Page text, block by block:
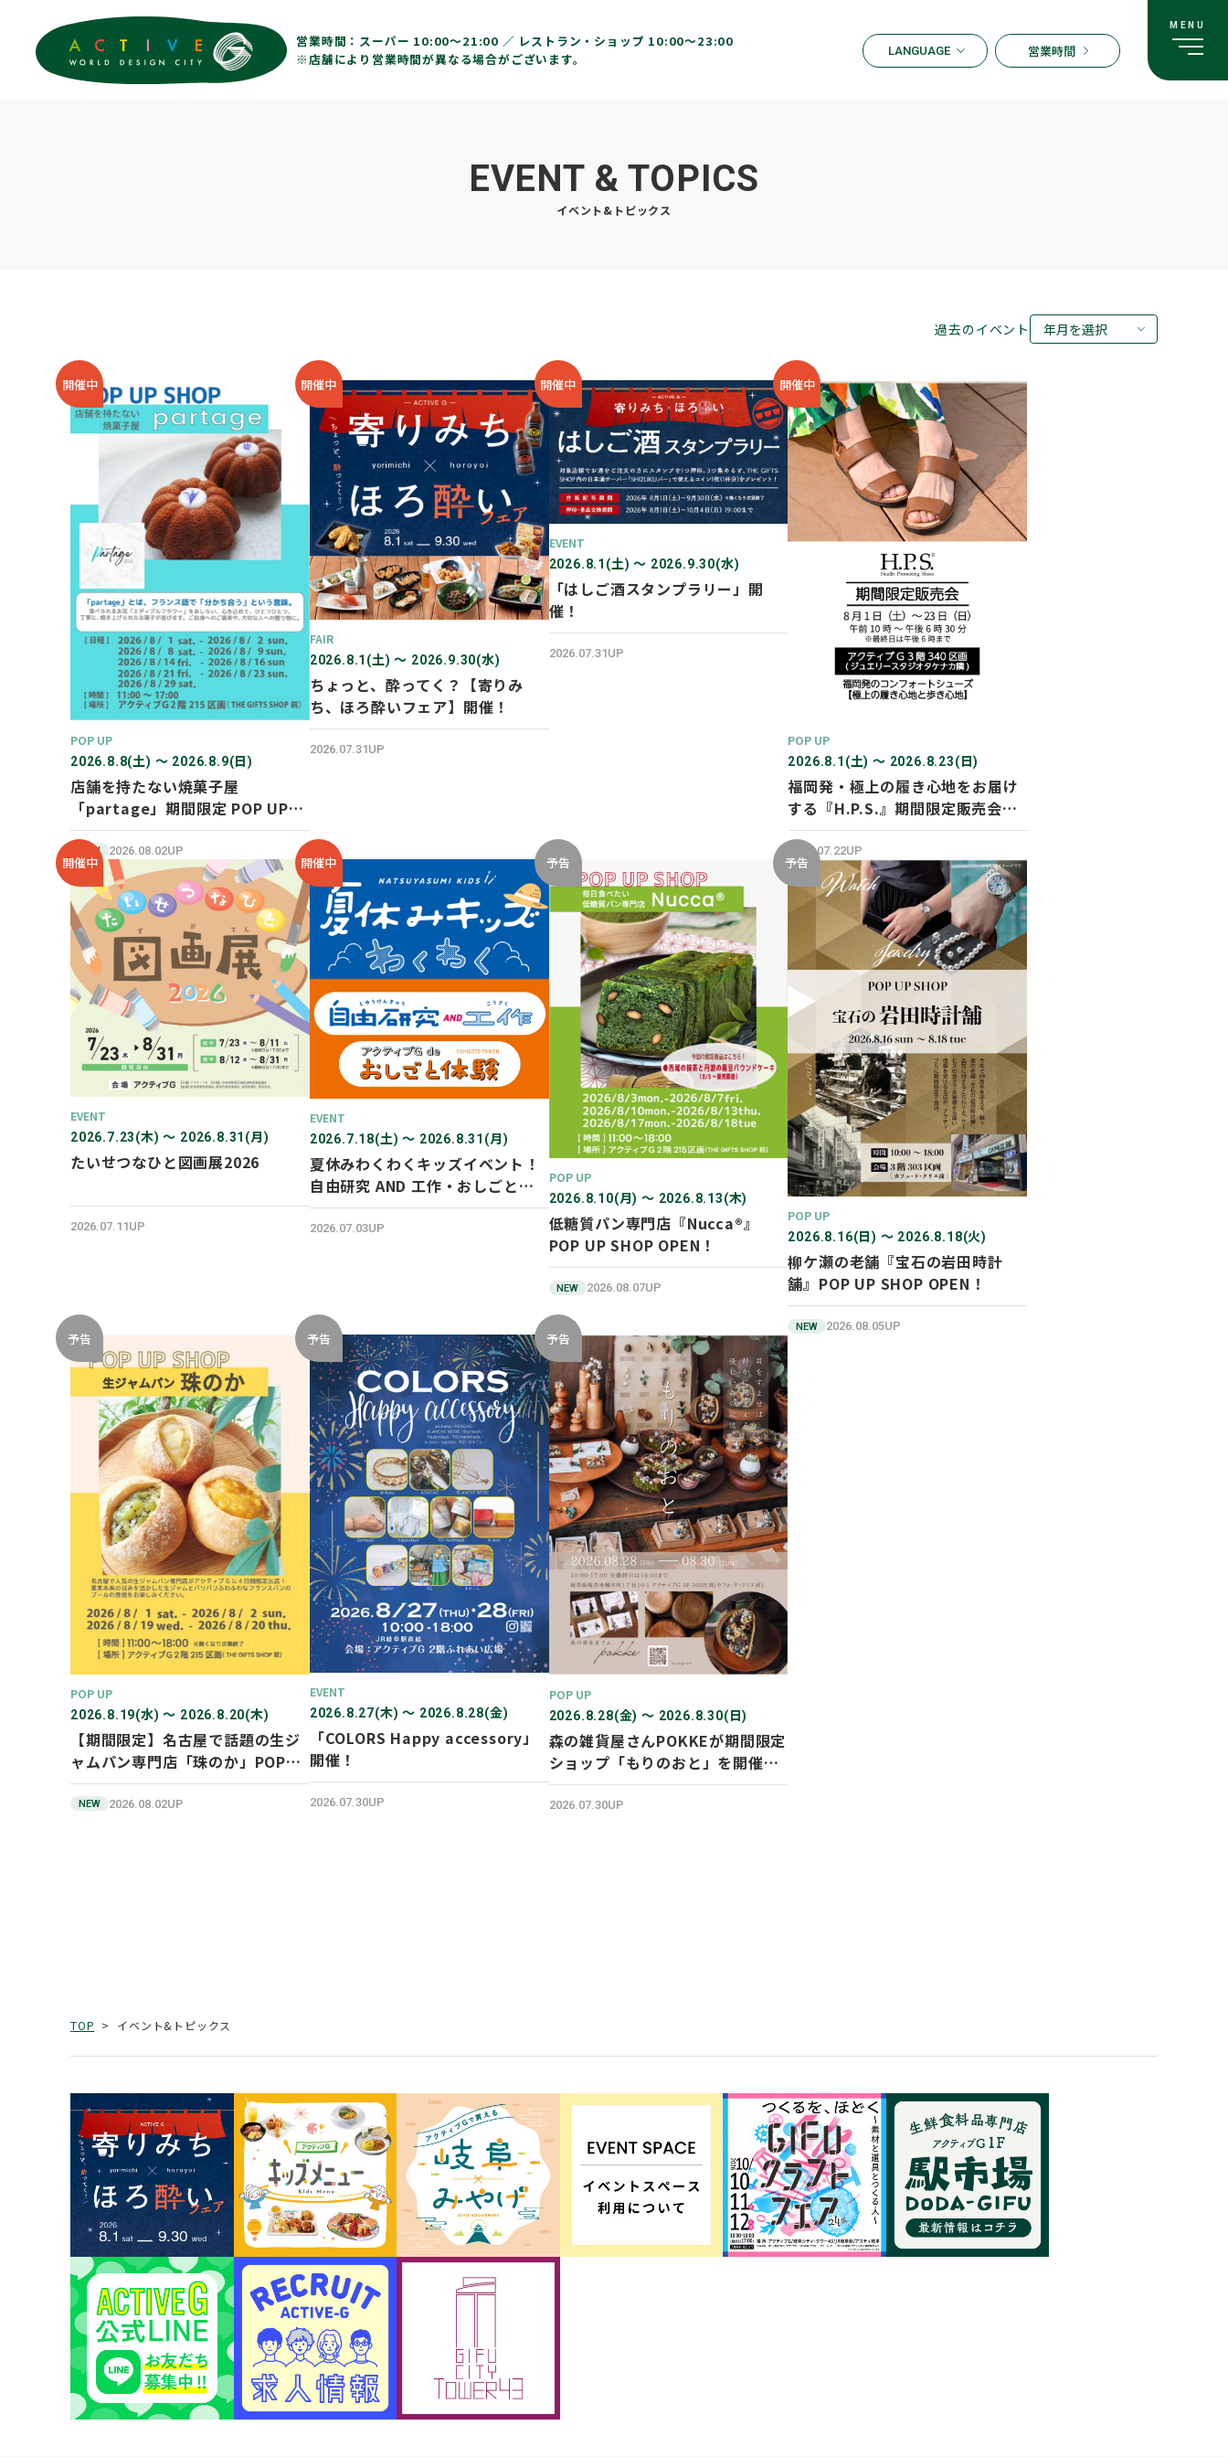
営業時間： スーパー 10:00〜21:00 ／ レストラン・ショップ 10:00～23:00
※店舗により営業時間が異なる場合がございます。
LANGUAGE 営業時間
EVENT & TOPICS
イベント&トピックス
過去のイベント
年月を選択
開催中
POP UP
2026.8.8(土) 〜 2026.8.9(日)
店舗を持たない焼菓子屋
「partage」期間限定 POP UP
SHOP オープン！
NEW 2026.08.02UP
開催中
FAIR
2026.8.1(土) 〜 2026.9.30(水)
ちょっと、酔ってく？【寄りみ
ち、ほろ酔いフェア】開催！
2026.07.31UP
開催中
EVENT
2026.8.1(土) 〜 2026.9.30(水)
「はしご酒スタンプラリー」開
催！
2026.07.31UP
開催中
POP UP
2026.8.1(土) 〜 2026.8.23(日)
福岡発・極上の履き心地をお届け
する『H.P.S.』期間限定販売会を
開催✨
2026.07.22UP
開催中
EVENT
2026.7.23(木) 〜 2026.8.31(月)
たいせつなひと図画展2026
2026.07.11UP
開催中
EVENT
2026.7.18(土) 〜 2026.8.31(月)
夏休みわくわくキッズイベント！
自由研究 AND 工作・おしごと体
験！
2026.07.03UP
予告
POP UP
2026.8.10(月) 〜 2026.8.13(木)
低糖質パン専門店『Nucca®』
POP UP SHOP OPEN！
NEW 2026.08.07UP
予告
POP UP
2026.8.16(日) 〜 2026.8.18(火)
柳ケ瀬の老舗『宝石の岩田時計
舗』POP UP SHOP OPEN！
NEW 2026.08.05UP
予告
POP UP
2026.8.19(水) 〜 2026.8.20(木)
【期間限定】名古屋で話題の生ジ
ャムパン専門店「珠のか」POP
UP SHOP
NEW 2026.08.02UP
予告
EVENT
2026.8.27(木) 〜 2026.8.28(金)
「COLORS Happy accessory」
開催！
2026.07.30UP
予告
POP UP
2026.8.28(金) 〜 2026.8.30(日)
森の雑貨屋さんPOKKEが期間限定
ショップ「もりのおと」を開催し
ます！
2026.07.30UP
TOP イベント&トピックス